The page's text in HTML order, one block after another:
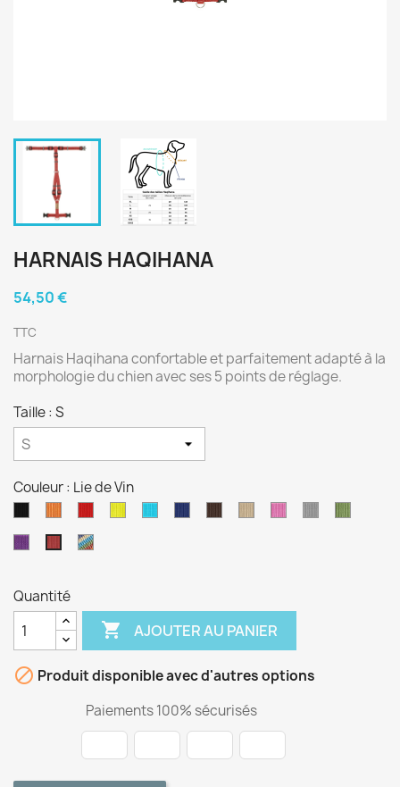
HARNAIS HAQIHANA
54,50 €
TTC
Harnais Haqihana confortable et parfaitement adapté à la
morphologie du chien avec ses 5 points de réglage.
Taille : S
Couleur : Lie de Vin
Noir
Multicolore
Quantité
 AJOUTER AU PANIER
 Produit disponible avec d'autres options
Paiements 100% sécurisés